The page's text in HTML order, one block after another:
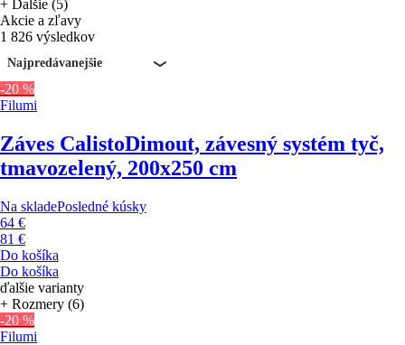
+ Ďalšie (5)
Akcie a zľavy
1 826 výsledkov
Najpredávanejšie
-20 %
Filumi
Záves CalistoDimout, závesný systém tyč,
tmavozelený, 200x250 cm
Na skladePosledné kúsky
64 €
81 €
Do košíka
Do košíka
ďalšie varianty
+ Rozmery (6)
-20 %
Filumi